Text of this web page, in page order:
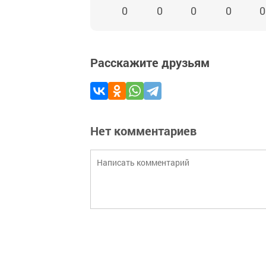
0 0 0 0 0
Расскажите друзьям
Нет комментариев